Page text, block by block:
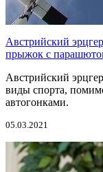
Австрийский
прыжок с
Австрийский
виды спорта,
автогонками.
05.03.2021